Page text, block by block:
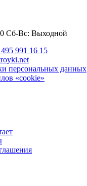
Сб-Вс: Выходной
991 16 15
персональных данных
«cookie»